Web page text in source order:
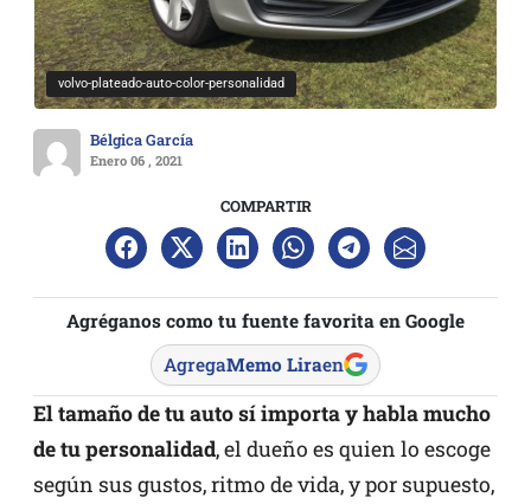
volvo-plateado-auto-color-personalidad
Bélgica García
Enero 06 , 2021
COMPARTIR
Agréganos como tu fuente favorita en Google
AgregaMemo Liraen
El tamaño de tu auto sí importa y habla mucho
de tu personalidad, el dueño es quien lo escoge
según sus gustos, ritmo de vida, y por supuesto,